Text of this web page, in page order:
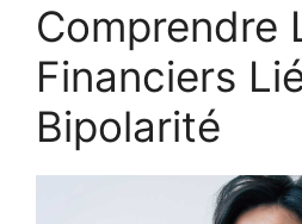
Comprendre
Financiers
Bipolarité